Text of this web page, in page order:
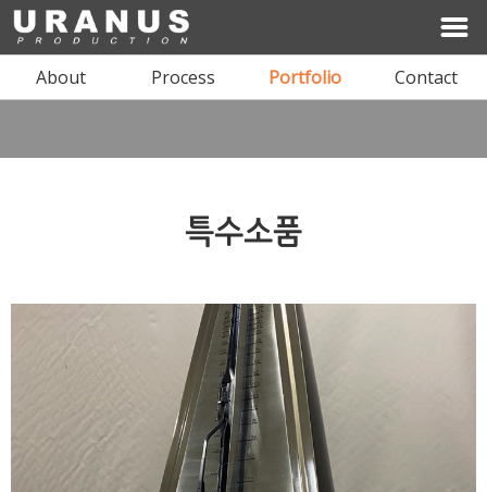
About Process Portfolio Contact
I'LL BE YOUR SPACE
상담문의 02-1234-1234
특수소품